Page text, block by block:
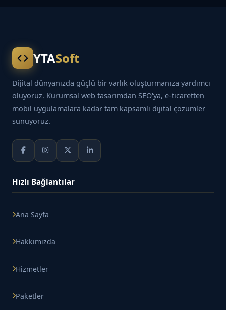
YTASoft
Dijital dünyanızda güçlü bir varlık oluşturmanıza yardımcı
oluyoruz. Kurumsal web tasarımdan SEO'ya, e-ticaretten
mobil uygulamalara kadar tam kapsamlı dijital çözümler
sunuyoruz.
Hızlı Bağlantılar
Ana Sayfa
Hakkımızda
Hizmetler
Paketler